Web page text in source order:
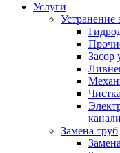
Услуги
Устранение
Засор
Замена труб